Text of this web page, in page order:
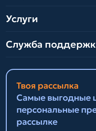
Услуги
Служба
Твоя рассылка
Самые выгодные
персональные
рассылке